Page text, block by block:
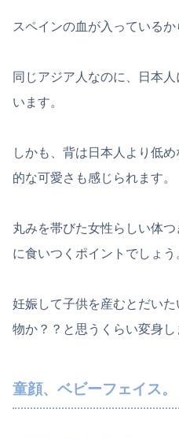
スペインの血が入っているか
同じアジア人なのに、日本
います。
しかも、背は日本人より低
的な可愛さも感じられます。
丸みを帯びた女性らしい体
に食いつくポイントでしょう
妊娠して子供を産むとだい
物か？？と思うくらい変身し
童顔、ベビーフェイス。